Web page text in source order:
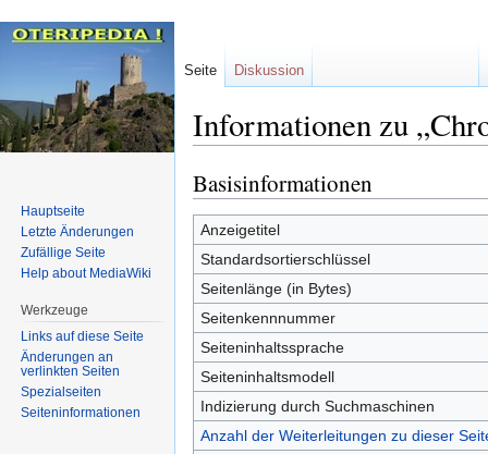
Informationen zu
Zur
Navigation
springen
Zur
Suche
springen
Basisinformationen
Anzeigetitel
Standardsortierschlüssel
Seitenlänge (in Bytes)
Seitenkennnummer
Seiteninhaltssprache
Seiteninhaltsmodell
Indizierung durch Suchmaschinen
Anzahl der Weiterleitungen zu dieser
Seite Diskussion
Hauptseite
Letzte Änderungen
Zufällige Seite
Help about MediaWiki
Werkzeuge
Links auf diese Seite
Änderungen an
verlinkten Seiten
Spezialseiten
Seiten­informationen